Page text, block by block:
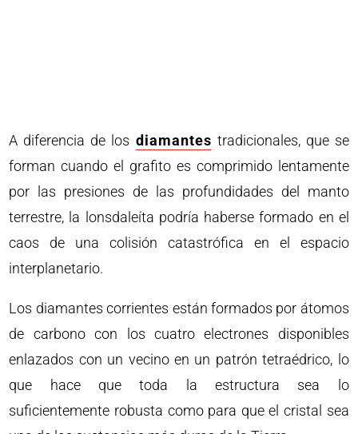
A diferencia de los diamantes tradicionales, que se
forman cuando el grafito es comprimido lentamente
por las presiones de las profundidades del manto
terrestre, la lonsdaleíta podría haberse formado en el
caos de una colisión catastrófica en el espacio
interplanetario.
Los diamantes corrientes están formados por átomos
de carbono con los cuatro electrones disponibles
enlazados con un vecino en un patrón tetraédrico, lo
que hace que toda la estructura sea lo
suficientemente robusta como para que el cristal sea